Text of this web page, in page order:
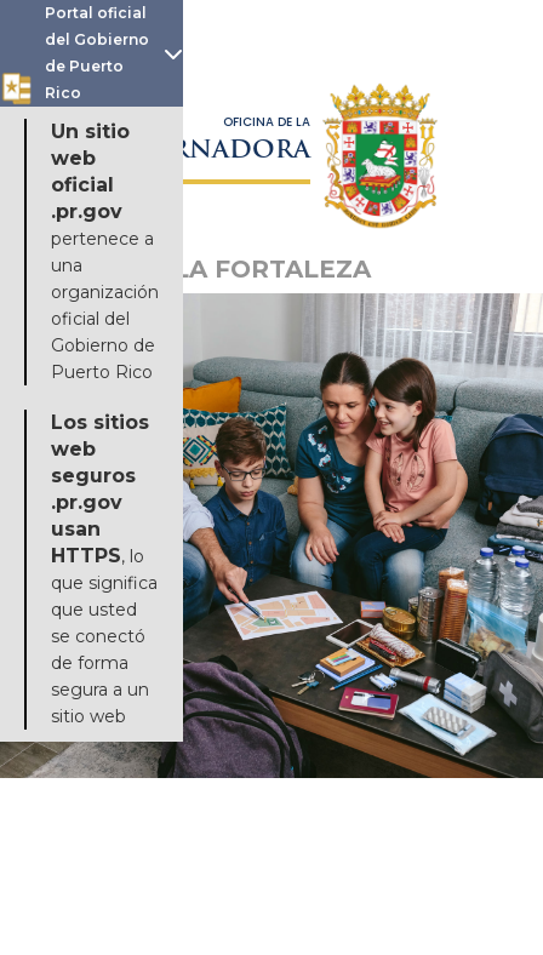
Portal oficial
del Gobierno
de Puerto
Rico

Un sitio
web
oficial
.pr.gov
pertenece a
una
organización
oficial del
Gobierno de
Puerto Rico
Los sitios
web
seguros
.pr.gov
usan
HTTPS, lo
que significa
que usted
se conectó
de forma
segura a un
sitio web
LA FORTALEZA
OFICINA DE LA
GOBERNADORA